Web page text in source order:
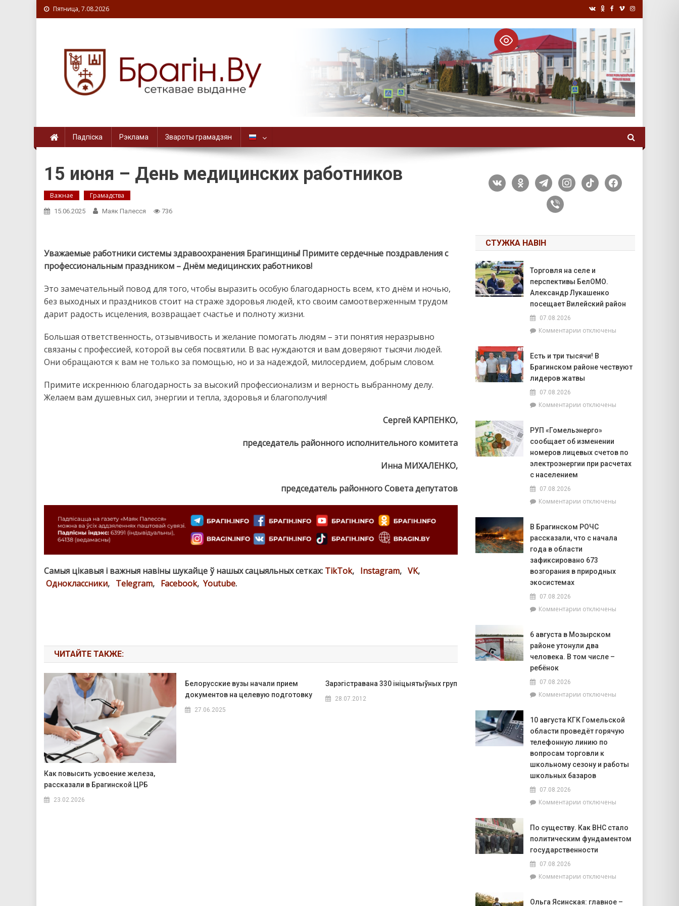
Пятница, 7.08.2026
Падпіска Рэклама Звароты грамадзян
15 июня – День медицинских работников
Важнае Грамадства
15.06.2025 Маяк Палесся 736
Уважаемые работники системы здравоохранения Брагинщины! Примите сердечные поздравления с
профессиональным праздником – Днём медицинских работников!
Это замечательный повод для того, чтобы выразить особую благодарность всем, кто днём и ночью,
без выходных и праздников стоит на страже здоровья людей, кто своим самоотверженным трудом
дарит радость исцеления, возвращает счастье и полноту жизни.
Большая ответственность, отзывчивость и желание помогать людям – эти понятия неразрывно
связаны с профессией, которой вы себя посвятили. В вас нуждаются и вам доверяют тысячи людей.
Они обращаются к вам не только за помощью, но и за надеждой, милосердием, добрым словом.
Примите искреннюю благодарность за высокий профессионализм и верность выбранному делу.
Желаем вам душевных сил, энергии и тепла, здоровья и благополучия!
Сергей КАРПЕНКО,
председатель районного исполнительного комитета
Инна МИХАЛЕНКО,
председатель районного Совета депутатов
Самыя цікавыя і важныя навіны шукайце ў нашых сацыяльных сетках: TikTok, Instagram, VK,
Одноклассники, Telegram, Facebook, Youtube.
ЧИТАЙТЕ ТАКЖЕ:
Как повысить усвоение железа,
рассказали в Брагинской ЦРБ
23.02.2026
Белорусские вузы начали прием
документов на целевую подготовку
27.06.2025
Зарэгістравана 330 ініцыятыўных груп
28.07.2012
vkontakteodnoklassniki
telegraminstagram
tiktok facebook
viber
СТУЖКА НАВІН
Торговля на селе и
перспективы БелОМО.
Александр Лукашенко
посещает Вилейский район
07.08.2026
Комментариик
на
селе
и
Александр
Вилейский
район
отключены
Есть и три тысячи! В
Брагинском районе чествуют
лидеров жатвы
07.08.2026
Комментариик
и
три
тысячи!
В
лидеров
отключены
РУП «Гомельэнерго»
сообщает об изменении
номеров лицевых счетов по
электроэнергии при расчетах
с населением
07.08.2026
Комментариик
«Гомельэнерго»
сообщает
об
изменении
номеров
лицевых
электроэнергии
с
населением
отключены
В Брагинском РОЧС
рассказали, что с начала
года в области
зафиксировано 673
возгорания в природных
экосистемах
07.08.2026
Комментариик
Брагинском
РОЧС
рассказали,
года
зафиксировано
673
возгорания
в
природных
отключены
6 августа в Мозырском
районе утонули два
человека. В том числе –
ребёнок
07.08.2026
Комментариик
августа
в
Мозырском
районе
утонули
человека.
том
ребёнок
отключены
10 августа КГК Гомельской
области проведёт горячую
телефонную линию по
вопросам торговли к
школьному сезону и работы
школьных базаров
07.08.2026
Комментариик
августа
КГК
Гомельской
горячую
отключены
По существу. Как ВНС стало
политическим фундаментом
государственности
07.08.2026
Комментариикотключены
Ольга Ясинская: главное –